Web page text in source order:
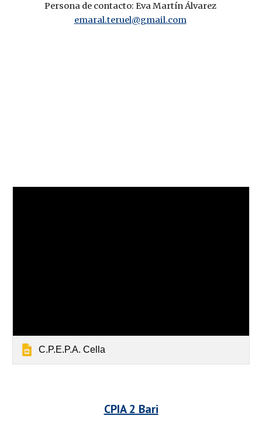
Persona de contacto: Eva Martín Álvarez
emaral.teruel@gmail.com
C.P.E.P.A. Cella
CPIA 2 Bari